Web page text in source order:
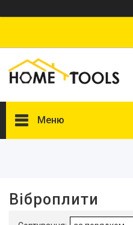
Меню
Потужність двигуна, к. с.
Віброплити